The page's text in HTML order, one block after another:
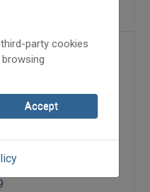
könyvecske
a hegedű idétlen
party cookies
Accept